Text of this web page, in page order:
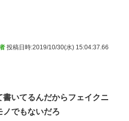
投稿日時:2019/10/30(水) 15:04:37.66
書いてるんだからフェイクニ
ノでもないだろ